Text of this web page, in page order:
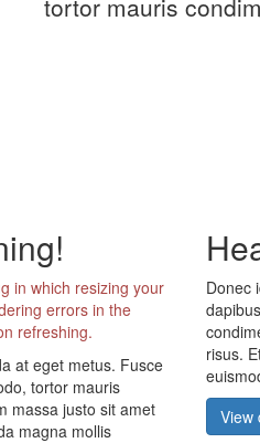
tortor mauris
in which resizing your
errors in the
refreshing.
at eget metus. Fusce
tortor mauris
massa justo sit amet
magna mollis
Donec
risus.
View